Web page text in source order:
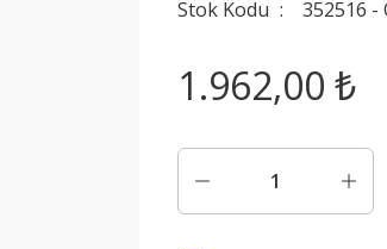
Stok Kodu
352516 -
1.962,00 ₺